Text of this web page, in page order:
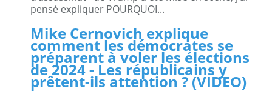
pensé expliquer POURQUOI...
Mike Cernovich explique
comment les démocrates se
préparent à voler les élections
de 2024 - Les républicains y
prêtent-ils attention ? (VIDEO)